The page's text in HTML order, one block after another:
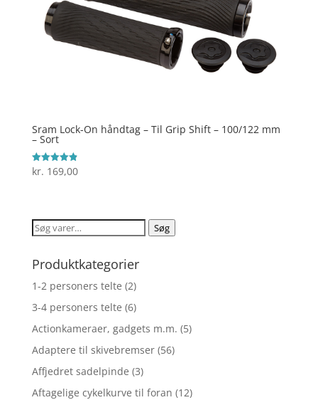
Sram Lock-On håndtag – Til Grip Shift – 100/122 mm
– Sort
Vurderet
4.9
kr. 169,00
Søg
Søg
Produktkategorier
1-2 personers telte (2)
3-4 personers telte (6)
Actionkameraer, gadgets m.m. (5)
Adaptere til skivebremser (56)
Affjedret sadelpinde (3)
Aftagelige cykelkurve til foran (12)